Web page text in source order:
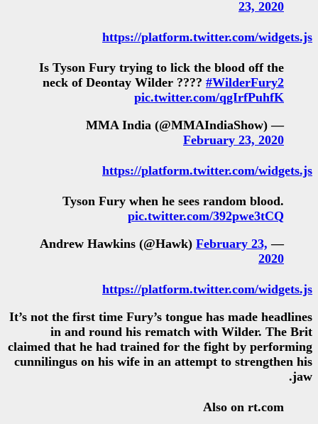
https://
Is Tyson Fury trying to lick
neck of Deontay Wilder
https://
Tyson Fury when he
https://
It’s not the first time Fury’s
in and round his
claimed that he had trained for
cunnilingus on his wife in an